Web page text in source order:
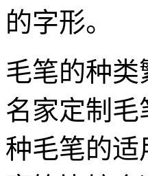
的字形。
毛笔的种
名家定制
种毛笔的